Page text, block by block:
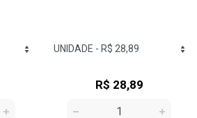
R$ 28,89